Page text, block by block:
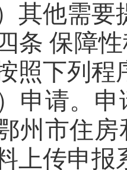
他需要
保障性
照下列程
请。申
州市住
上传申报